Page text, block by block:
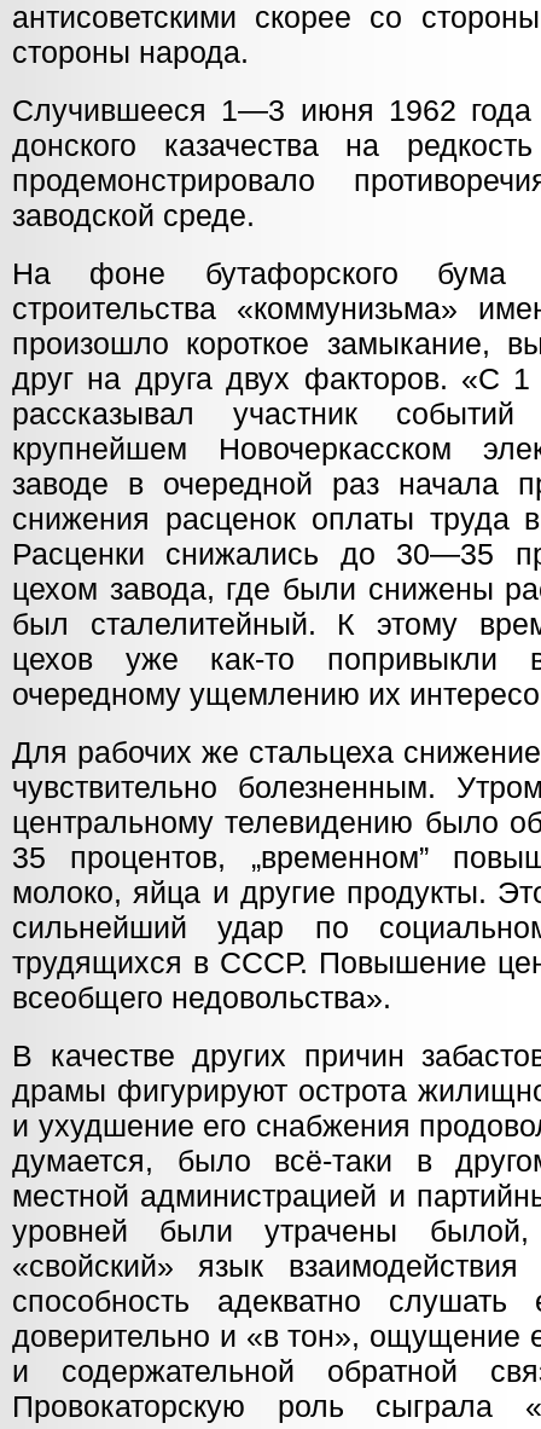
антисоветскими скорее со
стороны народа.
Случившееся 1—3 июня 1962 года
донского казачества на
продемонстрировало
заводской среде.
На фоне бутафорского бума
строительства «коммунизьма»
произошло короткое замыкание,
друг на друга двух факторов. «С
рассказывал участник
крупнейшем Новочеркасском
заводе в очередной раз начала
снижения расценок оплаты труда
Расценки снижались до 30—35
цехом завода, где были снижены
был сталелитейный. К этому
цехов уже как-то попривыкли
очередному ущемлению их
Для рабочих же стальцеха
чувствительно болезненным.
центральному телевидению было
35 процентов, „временном”
молоко, яйца и другие продукты.
сильнейший удар по
трудящихся в СССР. Повышение
всеобщего недовольства».
В качестве других причин
драмы фигурируют острота
и ухудшение его снабжения
думается, было всё-таки в
местной администрацией и
уровней были утрачены
«свойский» язык
способность адекватно
доверительно и «в тон», ощущение
и содержательной обратной
Провокаторскую роль сыграла